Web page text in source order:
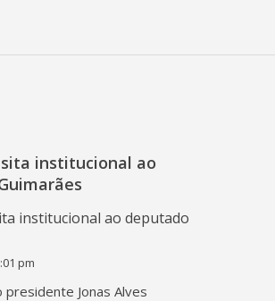
institucional ao
pm
Jonas Alves